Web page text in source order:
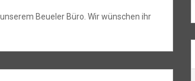
Beueler Büro. Wir wünschen ihr